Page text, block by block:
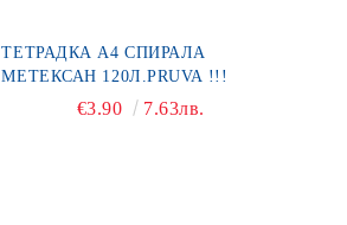
ТЕТРАДКА А4 СПИРАЛА
МЕТЕКСАН 120Л.PRUVA !!!
€3.90 7.63лв.